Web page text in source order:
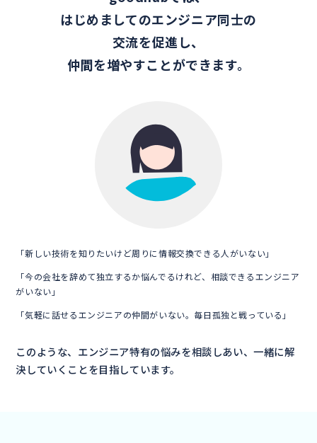
はじめましてのエンジニア同士の
交流を促進し、
仲間を増やすことができます。
「新しい技術を知りたいけど周りに情報交換できる人がいない」
「今の会社を辞めて独立するか悩んでるけれど、相談できるエンジニア
がいない」
「気軽に話せるエンジニアの仲間がいない。毎日孤独と戦っている」
このような、エンジニア特有の悩みを相談しあい、一緒に解
決していくことを目指しています。